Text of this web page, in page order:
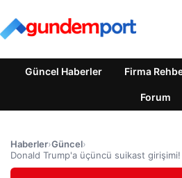
Güncel Haberler Firma
Forum
Haberler›Güncel›
Donald Trump'a üçüncü suikast